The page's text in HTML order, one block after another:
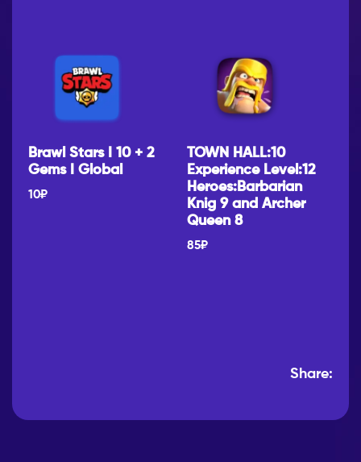
Brawl Stars I 10 + 2
Gems I Global
10₽
TOWN HALL:10
Experience Level:12
Heroes:Barbarian
Knig 9 and Archer
Queen 8
85₽
Share: